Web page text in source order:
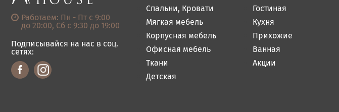
Работаем: Пн - Пт с 9:00
до 20:00, Сб с 9:30 до 19:00
Подписывайся на нас в соц.
сетях:
Спальни, Кровати
Мягкая мебель
Корпусная мебель
Офисная мебель
Ткани
Детская
Гостиная
Кухня
Прихожие
Ванная
Акции